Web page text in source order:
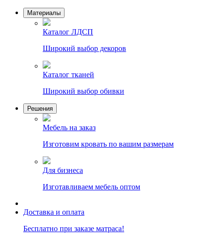
Материалы
Каталог ЛДСП
Широкий выбор декоров
Каталог тканей
Широкий выбор обивки
Решения
Мебель на заказ
Изготовим кровать по вашим размерам
Для бизнеса
Изготавливаем мебель оптом
Доставка и оплата
Бесплатно при заказе матраса!